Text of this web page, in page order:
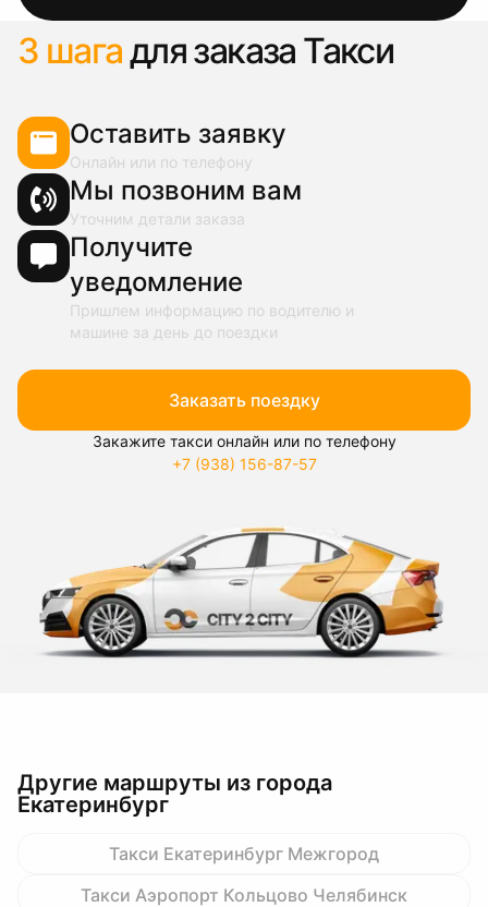
3 шагадля заказа Такси
Оставить заявку
Онлайн или по телефону
Мы позвоним вам
Уточним детали заказа
Получите
уведомление
Пришлем информацию по водителю и
машине за день до поездки
Заказать поездку
Закажите такси онлайн или по телефону
+7 (938) 156-87-57
Другие маршруты из города
Екатеринбург
Такси Екатеринбург Межгород
Такси Аэропорт Кольцово Челябинск